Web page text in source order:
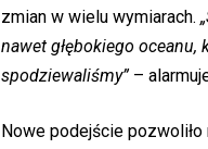
zmian w wielu wymiarach.
nawet głębokiego oceanu,
spodziewaliśmy”–
Nowe podejście